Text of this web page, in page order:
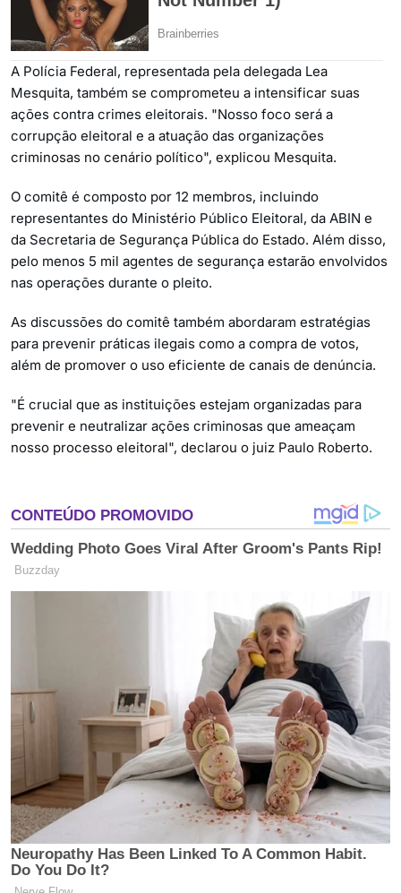
A Polícia Federal, representada pela delegada Lea
Mesquita, também se comprometeu a intensificar suas
ações contra crimes eleitorais. "Nosso foco será a
corrupção eleitoral e a atuação das organizações
criminosas no cenário político", explicou Mesquita.
O comitê é composto por 12 membros, incluindo
representantes do Ministério Público Eleitoral, da ABIN e
da Secretaria de Segurança Pública do Estado. Além disso,
pelo menos 5 mil agentes de segurança estarão envolvidos
nas operações durante o pleito.
As discussões do comitê também abordaram estratégias
para prevenir práticas ilegais como a compra de votos,
além de promover o uso eficiente de canais de denúncia.
"É crucial que as instituições estejam organizadas para
prevenir e neutralizar ações criminosas que ameaçam
nosso processo eleitoral", declarou o juiz Paulo Roberto.